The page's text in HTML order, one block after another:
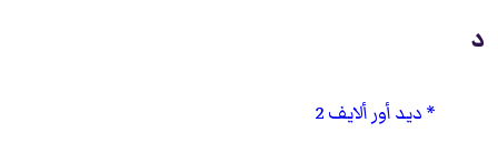
د
ديد أور ألايف 2